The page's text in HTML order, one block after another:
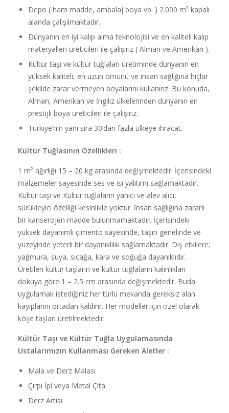
Depo ( ham madde, ambalaj boya vb. ) 2.000 m² kapalı
alanda çalışılmaktadır.
Dünyanın en iyi kalıp alma teknolojisi ve en kaliteli kalıp
materyalleri üreticileri ile çalışırız ( Alman ve Amerikan ).
Kültür taşı ve kültür tuğlaları üretiminde dünyanın en
yüksek kaliteli, en uzun ömürlü ve insan sağlığına hiçbir
şekilde zarar vermeyen boyalarını kullanırız. Bu konuda,
Alman, Amerikan ve İngiliz ülkelerinden dünyanın en
prestijli boya üreticileri ile çalışırız.
Türkiye’nin yanı sıra 30’dan fazla ülkeye ihracat.
Kültür Tuğlasının Özellikleri :
1 m² ağırlığı 15 – 20 kg arasında değişmektedir. İçerisindeki
malzemeler sayesinde ses ve ısı yalıtımı sağlamaktadır.
Kültür taşı ve Kültür tuğlaların yanıcı ve alev alıcı,
sürükleyici özelliği kesinlikle yoktur. İnsan sağlığına zararlı
bir kanserojen madde bulunmamaktadır. İçerisindeki
yüksek dayanımlı çimento sayesinde, taşın genelinde ve
yüzeyinde yeterli bir dayanıklılık sağlamaktadır. Dış etkilere;
yağmura, suya, sıcağa, kara ve soğuğa dayanıklıdır.
Üretilen kültür taşların ve kültür tuğlaların kalınlıkları
dokuya göre 1 – 2.5 cm arasında değişmektedir. Buda
uygulamak istediğiniz her türlü mekanda gereksiz alan
kayıplarını ortadan kaldırır. Her modeller için özel olarak
köşe taşları üretilmektedir.
Kültür Taşı ve Kültür Tuğla Uygulamasında
Ustalarımızın Kullanması Gereken Aletler :
Mala ve Derz Malası
Çırpı İpi veya Metal Çıta
Derz Artısı